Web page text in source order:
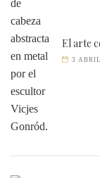
El arte
3